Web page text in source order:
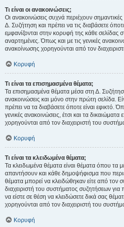
Τι είναι οι ανακοινώσεις;
Οι ανακοινώσεις συχνά περιέχουν
Δ. Συζήτηση και πρέπει να τις διαβάσετε
εμφανίζονται στην κορυφή της κάθε σελίδας
αναρτημένες. Όπως και με τις γενικές
ανακοίνωσης χορηγούνται από τον
Κορυφή
Τι είναι τα επισημασμένα θέματα;
Τα επισημασμένα θέματα μέσα στη Δ.
ανακοινώσεις και μόνο στην πρώτη σελίδα.
πρέπει να τα διαβάσετε όποτε είναι εφικτό.
γενικές ανακοινώσεις, έτσι και τα
χορηγούνται από τον διαχειριστή του
Κορυφή
Τι είναι τα κλειδωμένα θέματα;
Τα κλειδωμένα θέματα είναι θέματα όπου τα
απαντήσουν και κάθε δημοψήφισμα που
θέματα μπορεί να κλειδώθηκαν είτε από τον
διαχειριστή του συστήματος συζητήσεων
να είστε σε θέση να κλειδώσετε δικά σας
χορηγούνται από τον διαχειριστή του
Κορυφή